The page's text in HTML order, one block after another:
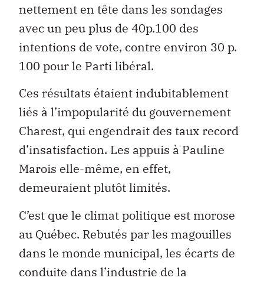
nettement en tête dans les sondages
avec un peu plus de 40p.100 des
intentions de vote, contre environ 30 p.
100 pour le Parti libéral.
Ces résultats étaient indubitablement
liés à l’impopularité du gouvernement
Charest, qui engendrait des taux record
d’insatisfaction. Les appuis à Pauline
Marois elle-même, en effet,
demeuraient plutôt limités.
C’est que le climat politique est morose
au Québec. Rebutés par les magouilles
dans le monde municipal, les écarts de
conduite dans l’industrie de la